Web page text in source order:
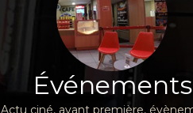
Événements
Actu ciné, avant première,